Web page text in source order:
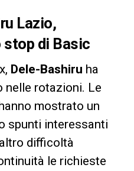
Lazio,
stop di Basic
Dele-Bashiru ha
nelle rotazioni. Le
mostrato un
spunti interessanti
difficoltà
le richieste